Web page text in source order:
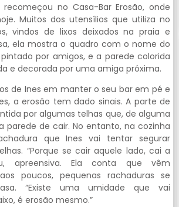
recomeçou no Casa-Bar Erosão, onde
Muitos dos utensílios que utiliza no
vindos de lixos deixados na praia e
ela mostra o quadro com o nome do
por amigos, e a parede colorida
e decorada por uma amiga próxima.
de Ines em manter o seu bar em pé e
a erosão tem dado sinais. A parte de
por algumas telhas que, de alguma
parede de cair. No entanto, na cozinha
que Ines vai tentar segurar
“Porque se cair aquele lado, cai a
apreensiva. Ela conta que vêm
poucos, pequenas rachaduras se
“Existe uma umidade que vai
é erosão mesmo.”